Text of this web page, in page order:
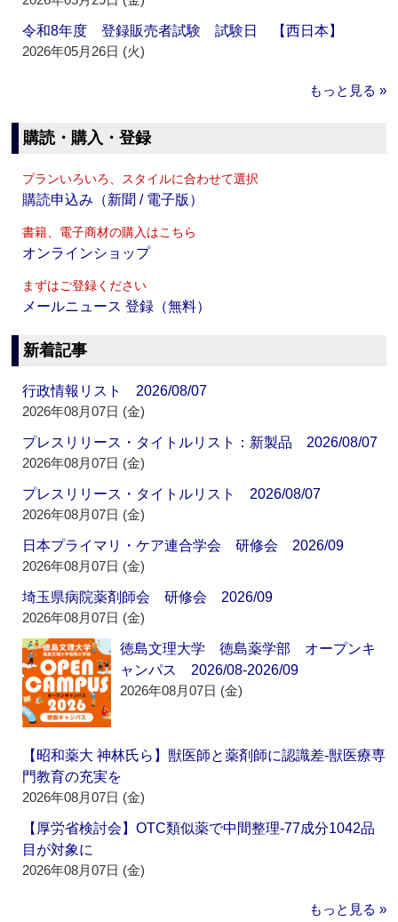
令和8年度 登録販売者試験 試験日 【西日本】
2026年05月26日 (火)
もっと見る »
購読・購入・登録
プランいろいろ、スタイルに合わせて選択
購読申込み（新聞 / 電子版）
書籍、電子商材の購入はこちら
オンラインショップ
まずはご登録ください
メールニュース 登録（無料）
新着記事
行政情報リスト 2026/08/07
2026年08月07日 (金)
プレスリリース・タイトルリスト：新製品 2026/08/07
2026年08月07日 (金)
プレスリリース・タイトルリスト 2026/08/07
2026年08月07日 (金)
日本プライマリ・ケア連合学会 研修会 2026/09
2026年08月07日 (金)
埼玉県病院薬剤師会 研修会 2026/09
2026年08月07日 (金)
徳島文理大学 徳島薬学部 オープンキ
ャンパス 2026/08-2026/09
2026年08月07日 (金)
【昭和薬大 神林氏ら】獣医師と薬剤師に認識差‐獣医療専
門教育の充実を
2026年08月07日 (金)
【厚労省検討会】OTC類似薬で中間整理‐77成分1042品
目が対象に
2026年08月07日 (金)
もっと見る »